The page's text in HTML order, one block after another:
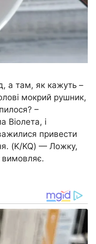
а там, як кажуть –
мокрий рушник,
–
Віолета, і
привести
(K/KQ) — Ложку,
вимовляє.